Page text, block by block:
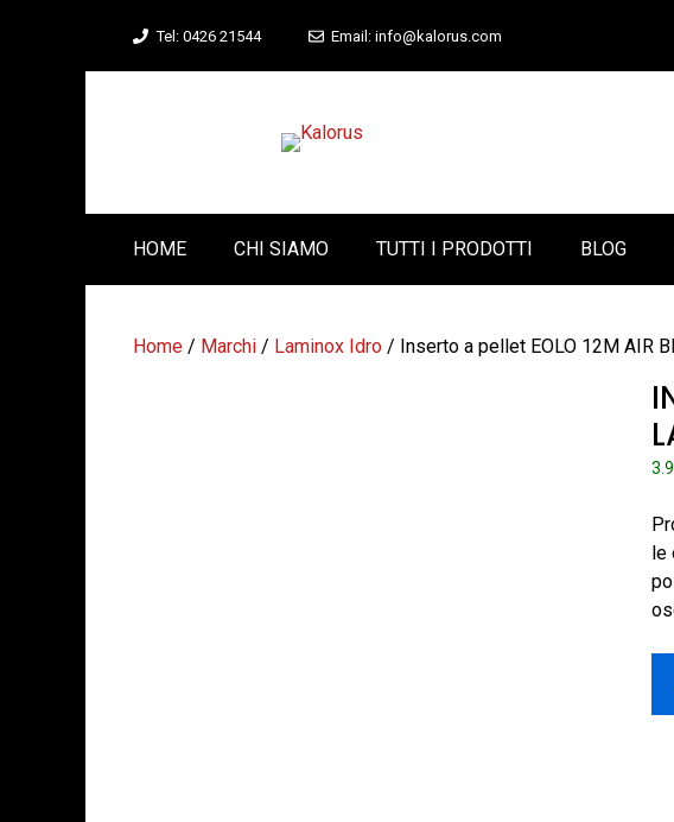
Tel: 0426 21544 Email: info@kalorus.com
HOME CHI SIAMO TUTTI I PRODOTTI BLOG
Home / Marchi / Laminox Idro / Inserto a pellet EOLO 12M AIR
le